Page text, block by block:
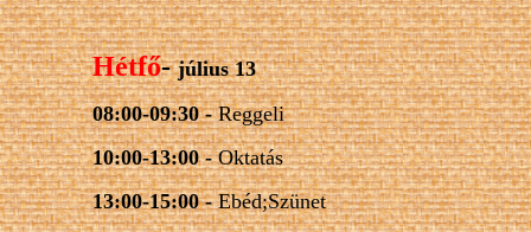
Hétfő-július 13
08:00-09:30 -Reggeli
10:00-13:00 -Oktatás
13:00-15:00 -Ebéd;Szünet